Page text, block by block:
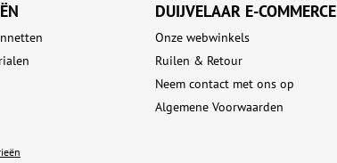
DUIJVELAAR E-COMMERCE
Onze webwinkels
Ruilen & Retour
Neem contact met ons op
Algemene Voorwaarden